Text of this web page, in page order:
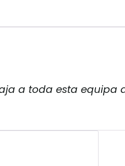
a toda esta equipa